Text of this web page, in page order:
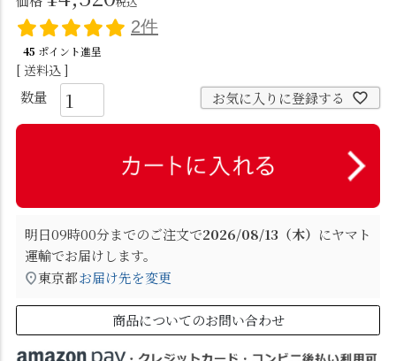
2件
45 ポイント進呈
送料込
お気に入りに登録する
明日09時00分までのご注文で2026/08/13（木） にヤマト
運輸でお届けします。
東京都お届け先を変更
商品についてのお問い合わせ